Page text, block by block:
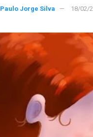
Paulo Jorge Silva 18/02/